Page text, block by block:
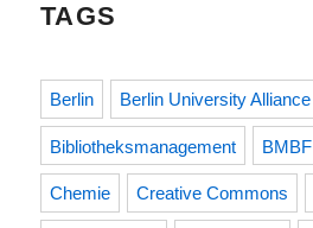
TAGS
Berlin Berlin University Alliance
Bibliotheksmanagement BMBF
Chemie Creative Commons